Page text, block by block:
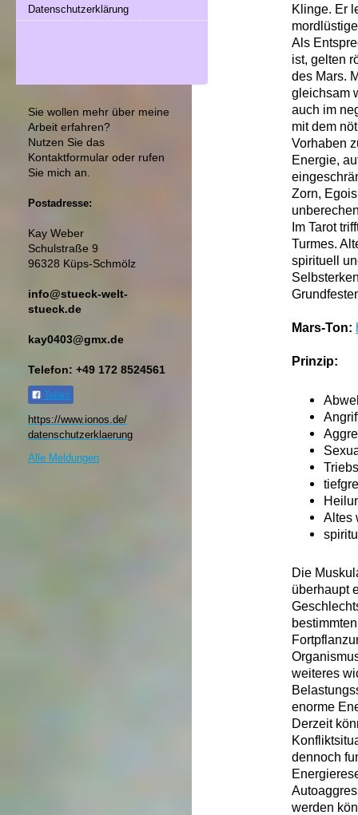
Klinge. Er
Als
ist, gelten
des Mars.
gleichsam
auch im
mit dem
Vorhaben
Energie,
Zorn,
Im Tarot
Turmes.
spirituell
Mars-Ton:
Prinzip:
Altes
Die
überhaupt
weiteres
enorme
Derzeit
dennoch
werden
Datenschutzerklärung
Sie wollen mehr über meine
Arbeit erfahren?
Nutzen Sie das
Kontaktformular oder rufen
Sie mich an.
Postadresse:
Kay Weber
Schulstraße 9
96328 Küps-Schmölz
info@stueck-welt-
stueck.de
kay0403@gmx.de
Telefon: +49 172 8524561
Teilen
https://www.ionos.de/
datenschutzerklaerung​
Alle Meldungen